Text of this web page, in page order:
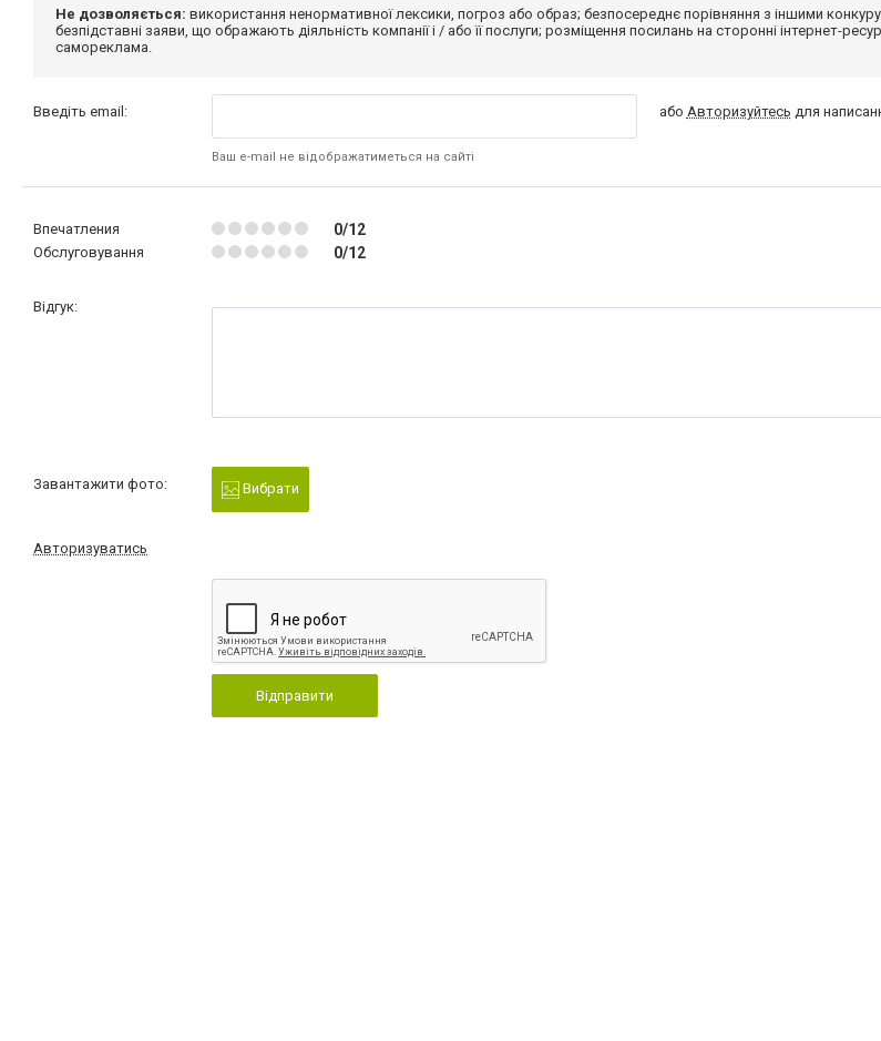
Не дозволяється: використання ненормативної лексики, погроз або образ; безпосереднє порівняння з іншими
безпідставні заяви, що ображають діяльність компанії і / або її послуги; розміщення посилань на сторонні інтернет-
самореклама.
Введіть email:
Ваш e-mail не відображатиметься на сайті
або Авторизуйтесь для
Впечатления 0/12
Обслуговування 0/12
Відгук:
Завантажити фото: Вибрати
Авторизуватись
Відправити